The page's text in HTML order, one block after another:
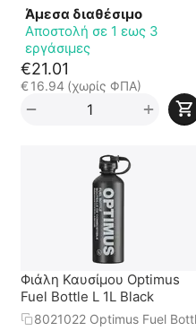
Άμεσα διαθέσιμο
Αποστολή σε 1 εως 3
εργάσιμες
€21.01
€ 16.94 (χωρίς ΦΠΑ)
+
−
Φιάλη Καυσίμου Optimus
Fuel Bottle L 1L Black
8021022 Optimus Fuel